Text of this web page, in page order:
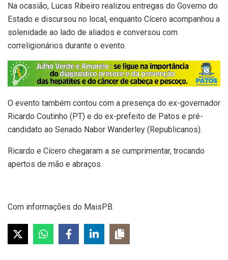
Na ocasião, Lucas Ribeiro realizou entregas do Governo do
Estado e discursou no local, enquanto Cícero acompanhou a
solenidade ao lado de aliados e conversou com
correligionários durante o evento.
O evento também contou com a presença do ex-governador
Ricardo Coutinho (PT) e do ex-prefeito de Patos e pré-
candidato ao Senado Nabor Wanderley (Republicanos).
Ricardo e Cícero chegaram a se cumprimentar, trocando
apertos de mão e abraços.
Com informações do MaisPB.